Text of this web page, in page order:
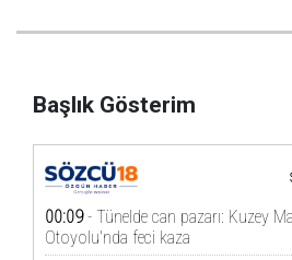
Başlık Gösterim